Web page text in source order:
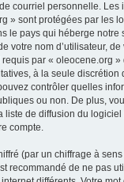
courriel personnelle. Les
» sont protégées par les
le pays qui héberge notre
votre nom d’utilisateur,
par « oleocene.org
à la seule discrétion
contrôler quelles
ou non. De plus,
liste de diffusion du
compte.
(par un chiffrage à
recommandé de ne pas